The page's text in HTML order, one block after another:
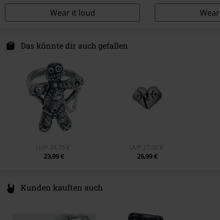
Wear it loud
Das könnte dir auch gefallen
UVP 24,75 €
23,99 €
UVP 27,00 €
26,99 €
Kunden kauften auch